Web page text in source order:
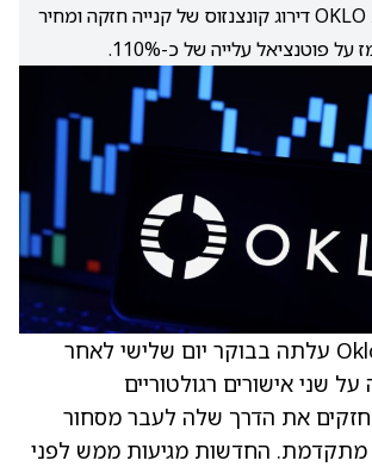
למניה, יש למניית OKLO דירוג קונצנזוס של קנייה חזקה ומחיר
פוטנציאל עלייה של כ-110%.
עלתה בבוקר יום שלישי לאחר
שני אישורים רגולטוריים
את הדרך שלה לעבר מסחור
מתקדמת. החדשות מגיעות ממש לפני